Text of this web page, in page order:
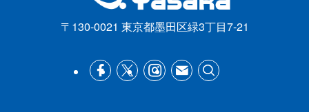
〒130-0021 東京都墨田区緑3丁目7-21